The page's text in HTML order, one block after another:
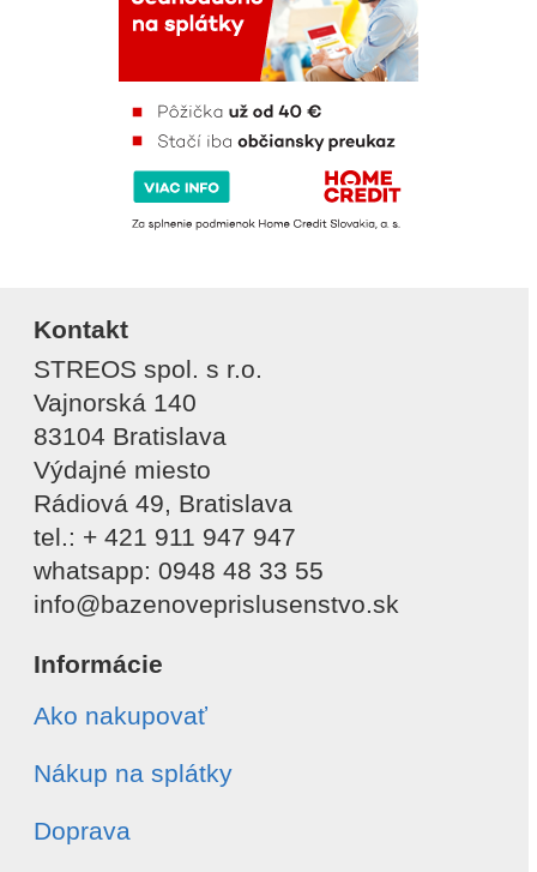
Kontakt
STREOS spol. s r.o.
Vajnorská 140
83104 Bratislava
Výdajné miesto
Rádiová 49, Bratislava
tel.: + 421 911 947 947
whatsapp: 0948 48 33 55
info@bazenoveprislusenstvo.sk
Informácie
Ako nakupovať
Nákup na splátky
Doprava